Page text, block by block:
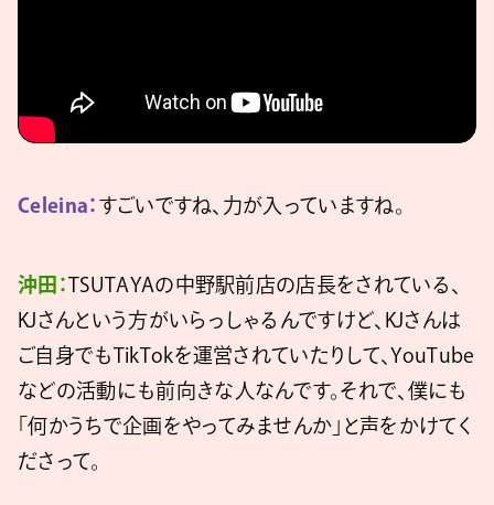
Celeina： すごいですね、力が入っていますね。
沖田：TSUTAYAの中野駅前店の店長をされている、
KJさんという方がいらっしゃるんですけど、KJさんは
ご自身でもTikTokを運営されていたりして、YouTube
などの活動にも前向きな人なんです。それで、僕にも
「何かうちで企画をやってみませんか」と声をかけてく
ださって。